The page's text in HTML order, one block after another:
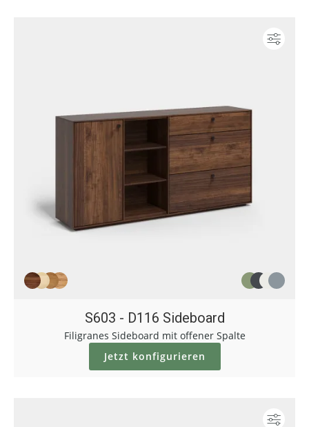
S603 - D116 Sideboard
Filigranes Sideboard mit offener Spalte
Jetzt konfigurieren